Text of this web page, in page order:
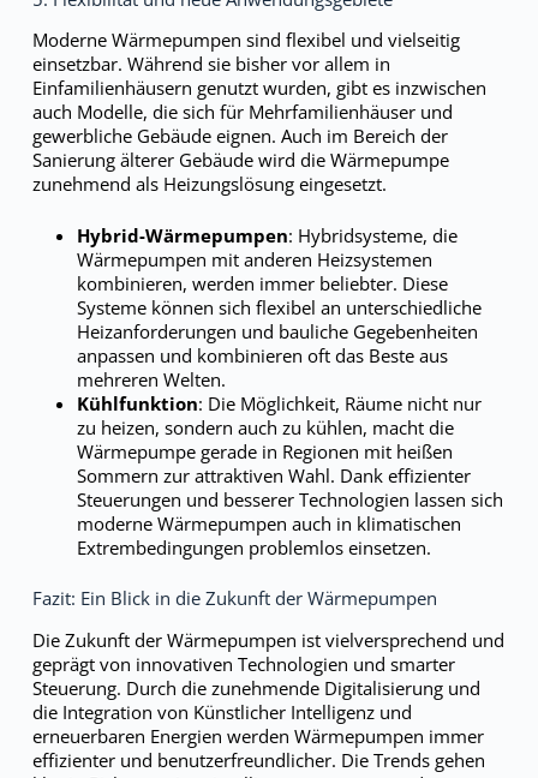
Moderne Wärmepumpen sind flexibel und vielseitig
einsetzbar. Während sie bisher vor allem in
Einfamilienhäusern genutzt wurden, gibt es inzwischen
auch Modelle, die sich für Mehrfamilienhäuser und
gewerbliche Gebäude eignen. Auch im Bereich der
Sanierung älterer Gebäude wird die Wärmepumpe
zunehmend als Heizungslösung eingesetzt.
Hybrid-Wärmepumpen: Hybridsysteme, die
Wärmepumpen mit anderen Heizsystemen
kombinieren, werden immer beliebter. Diese
Systeme können sich flexibel an unterschiedliche
Heizanforderungen und bauliche Gegebenheiten
anpassen und kombinieren oft das Beste aus
mehreren Welten.
Kühlfunktion: Die Möglichkeit, Räume nicht nur
zu heizen, sondern auch zu kühlen, macht die
Wärmepumpe gerade in Regionen mit heißen
Sommern zur attraktiven Wahl. Dank effizienter
Steuerungen und besserer Technologien lassen sich
moderne Wärmepumpen auch in klimatischen
Extrembedingungen problemlos einsetzen.
Fazit: Ein Blick in die Zukunft der Wärmepumpen
Die Zukunft der Wärmepumpen ist vielversprechend und
geprägt von innovativen Technologien und smarter
Steuerung. Durch die zunehmende Digitalisierung und
die Integration von Künstlicher Intelligenz und
erneuerbaren Energien werden Wärmepumpen immer
effizienter und benutzerfreundlicher. Die Trends gehen